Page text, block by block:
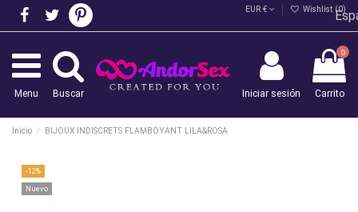
EUR € Wishlist (0)
Menu Buscar Iniciar sesión
0
Carrito
Inicio BIJOUX INDISCRETS FLAMBOYANT LILA&ROSA
-12%
Nuevo